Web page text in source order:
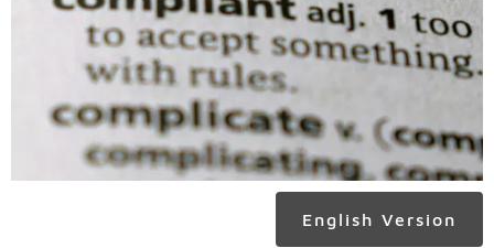
English Version